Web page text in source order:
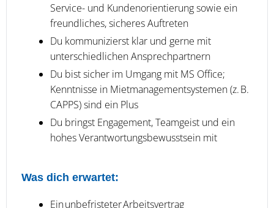
Service- und Kundenorientierung sowie ein
freundliches, sicheres Auftreten
Du kommunizierst klar und gerne mit
unterschiedlichen Ansprechpartnern
Du bist sicher im Umgang mit MS Office;
Kenntnisse in Mietmanagementsystemen (z. B.
CAPPS) sind ein Plus
Du bringst Engagement, Teamgeist und ein
hohes Verantwortungsbewusstsein mit
Was dich erwartet:
Ein unbefristeter Arbeitsvertrag